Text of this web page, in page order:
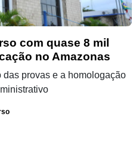
com quase 8 mil
no Amazonas
provas e a homologação